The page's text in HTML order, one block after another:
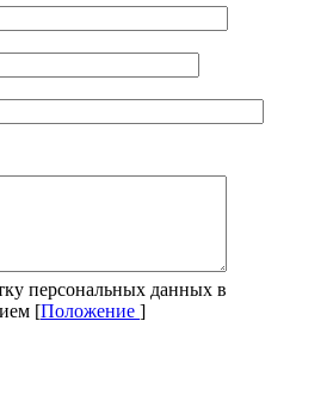
персональных данных в
[Положение ]